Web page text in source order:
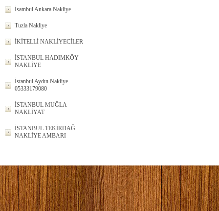
İsatnbul Ankara Nakliye
Tuzla Nakliye
İKİTELLİ NAKLİYECİLER
İSTANBUL HADIMKÖY
NAKLİYE
İstanbul Aydın Nakliye
05333179080
İSTANBUL MUĞLA
NAKLİYAT
İSTANBUL TEKİRDAĞ
NAKLİYE AMBARI